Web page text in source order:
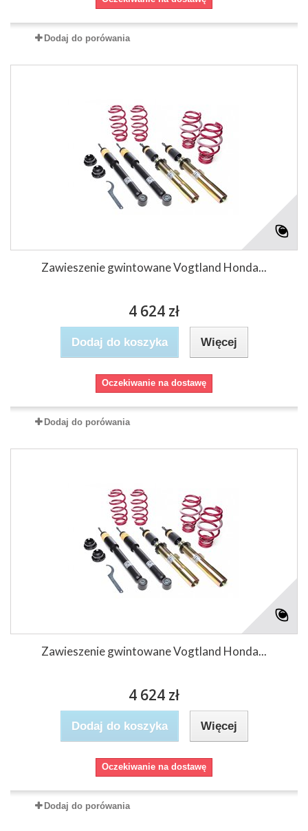
Dodaj do porówania
Zawieszenie gwintowane Vogtland Honda...
4 624 zł
Dodaj do koszyka Więcej
Oczekiwanie na dostawę
Dodaj do porówania
Zawieszenie gwintowane Vogtland Honda...
4 624 zł
Dodaj do koszyka Więcej
Oczekiwanie na dostawę
Dodaj do porówania